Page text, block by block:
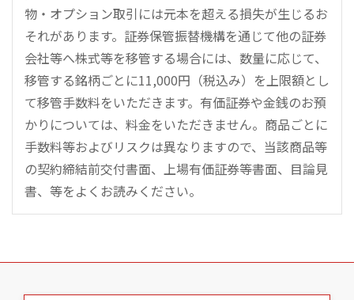
物・オプション取引には元本を超える損失が生じるお
それがあります。証券保管振替機構を通じて他の証券
会社等へ株式等を移管する場合には、数量に応じて、
移管する銘柄ごとに11,000円（税込み）を上限額とし
て移管手数料をいただきます。有価証券や金銭のお預
かりについては、料金をいただきません。商品ごとに
手数料等およびリスクは異なりますので、当該商品等
の契約締結前交付書面、上場有価証券等書面、目論見
書、等をよくお読みください。
こ